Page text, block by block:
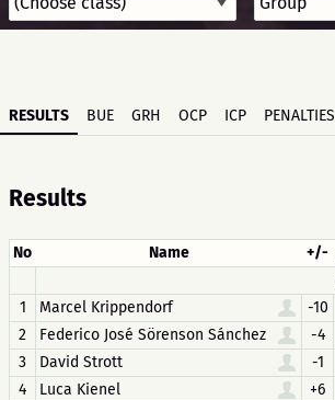
RESULTS BUE GRH OCP ICP PENALTIES
Results
No Name +/-
1
Marcel Krippendorf -10
2
Federico José Sörenson Sánchez -4
3
David Strott -1
4
Luca Kienel +6